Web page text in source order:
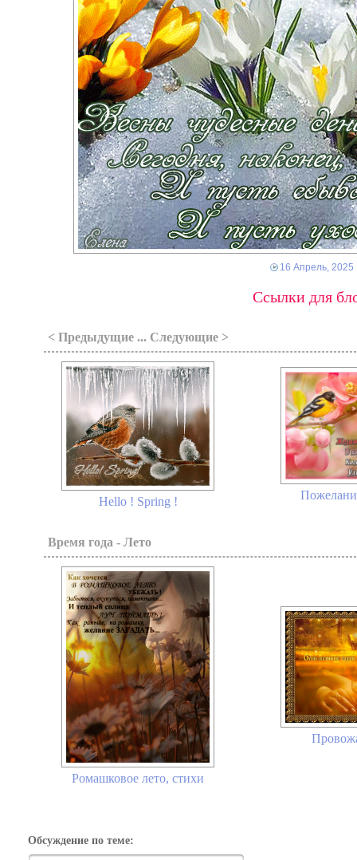
16 Апрель, 2025
Ссылки для
< Предыдущие ... Следующие >
Hello ! Spring !
Время года - Лето
Ромашковое лето, стихи
Обсуждение по теме: